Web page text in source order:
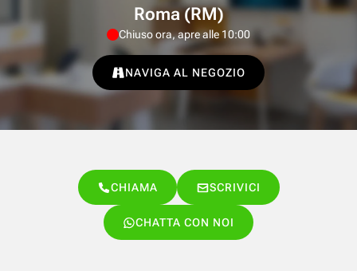
Roma (RM)
Chiuso ora, apre alle 10:00
NAVIGA AL NEGOZIO
CHIAMA SCRIVICI
CHATTA CON NOI